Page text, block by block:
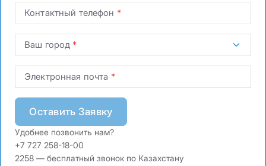
Контактный телефон
Ваш город
Электронная почта
Оставить Заявку
Удобнее позвонить нам?
+7 727 258-18-00
2258 — бесплатный звонок по Казахстану